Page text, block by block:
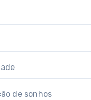
de sonhos